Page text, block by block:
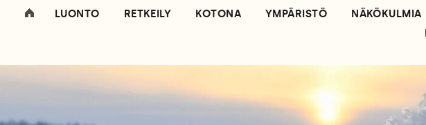
LUONTO RETKEILY KOTONA YMPÄRISTÖ NÄKÖKULMIA